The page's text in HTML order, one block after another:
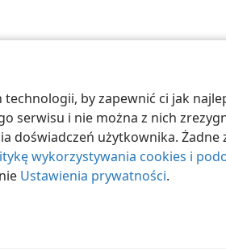
by zapewnić ci jak
serwisu i nie można z nich
doświadczeń użytkownika.
wykorzystywania cookies i
Ustawienia prywatności.
Tract Society of Pennsylvania Warunki